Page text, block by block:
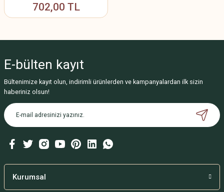
702,00 TL
E-bülten kayıt
Bültenimize kayıt olun, indirimli ürünlerden ve kampanyalardan ilk sizin
haberiniz olsun!
Kurumsal